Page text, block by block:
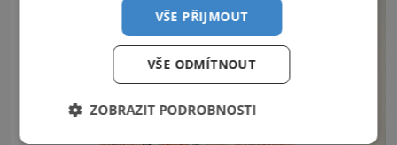
VŠE PŘIJMOUT
VŠE ODMÍTNOUT
ZOBRAZIT PODROBNOSTI